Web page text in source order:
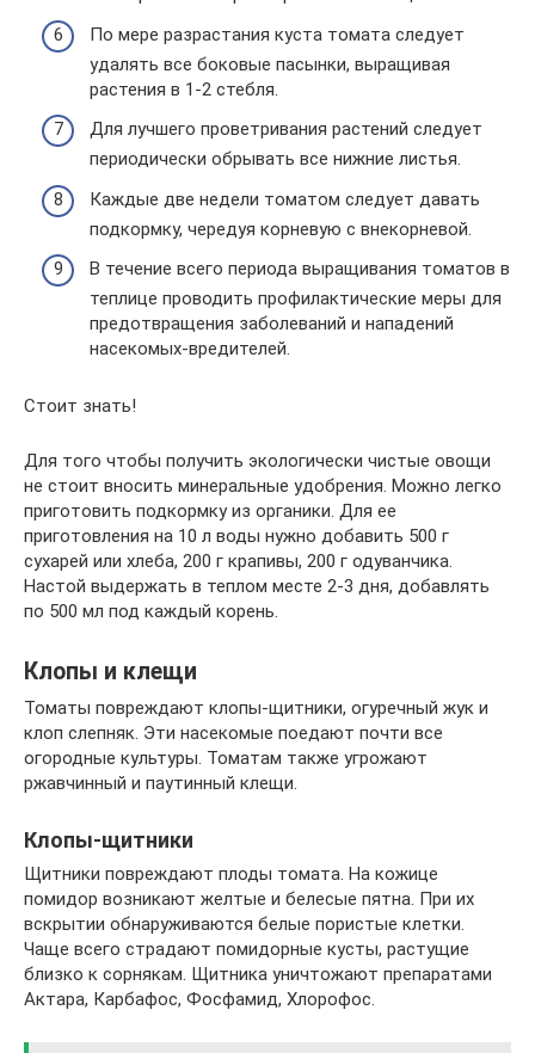
По мере разрастания куста томата следует
удалять все боковые пасынки, выращивая
растения в 1-2 стебля.
Для лучшего проветривания растений следует
периодически обрывать все нижние листья.
Каждые две недели томатом следует давать
подкормку, чередуя корневую с внекорневой.
В течение всего периода выращивания томатов в
теплице проводить профилактические меры для
предотвращения заболеваний и нападений
насекомых-вредителей.
Стоит знать!
Для того чтобы получить экологически чистые овощи
не стоит вносить минеральные удобрения. Можно легко
приготовить подкормку из органики. Для ее
приготовления на 10 л воды нужно добавить 500 г
сухарей или хлеба, 200 г крапивы, 200 г одуванчика.
Настой выдержать в теплом месте 2-3 дня, добавлять
по 500 мл под каждый корень.
Клопы и клещи
Томаты повреждают клопы-щитники, огуречный жук и
клоп слепняк. Эти насекомые поедают почти все
огородные культуры. Томатам также угрожают
ржавчинный и паутинный клещи.
Клопы-щитники
Щитники повреждают плоды томата. На кожице
помидор возникают желтые и белесые пятна. При их
вскрытии обнаруживаются белые пористые клетки.
Чаще всего страдают помидорные кусты, растущие
близко к сорнякам. Щитника уничтожают препаратами
Актара, Карбафос, Фосфамид, Хлорофос.